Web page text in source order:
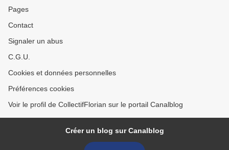
Pages
Contact
Signaler un abus
C.G.U.
Cookies et données personnelles
Préférences cookies
Voir le profil de CollectifFlorian sur le portail Canalblog
Créer un blog sur Canalblog